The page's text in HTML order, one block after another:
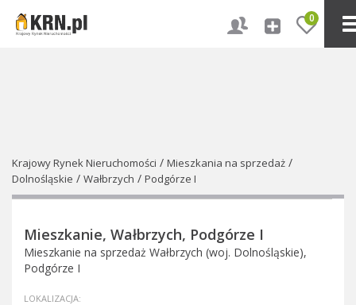
0
Krajowy Rynek Nieruchomości / Mieszkania na sprzedaż /
Dolnośląskie / Wałbrzych / Podgórze I
Mieszkanie, Wałbrzych, Podgórze I
Mieszkanie na sprzedaż Wałbrzych (woj. Dolnośląskie),
Podgórze I
LOKALIZACJA: